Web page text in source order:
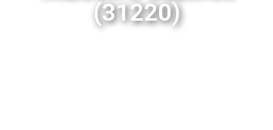
(31220)